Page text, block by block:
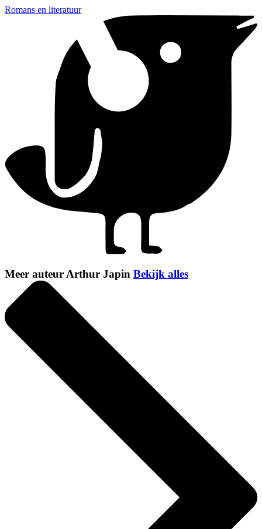
Romans en literatuur
Meer auteur Arthur Japin Bekijk alles